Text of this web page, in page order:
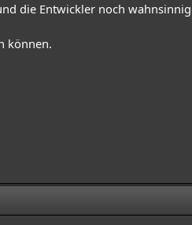
die Entwickler noch
können.